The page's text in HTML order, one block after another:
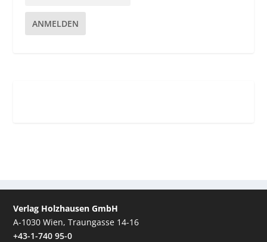
ANMELDEN
Verlag Holzhausen GmbH
A-1030 Wien, Traungasse 14-16
+43-1-740 95-0